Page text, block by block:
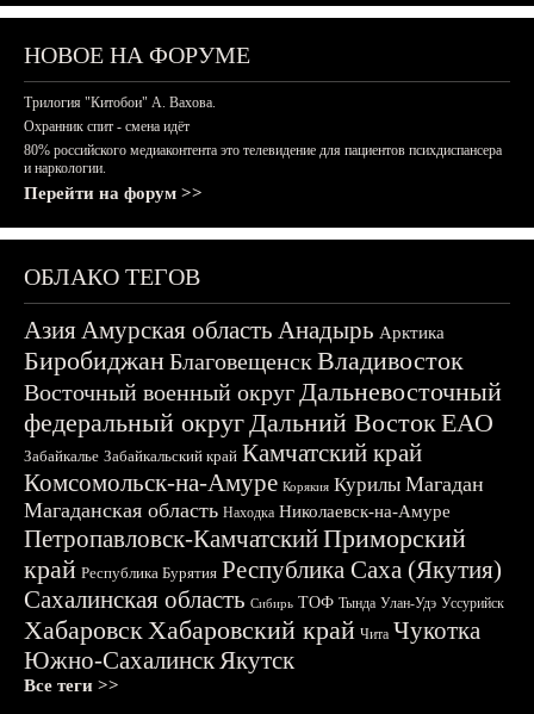
НОВОЕ НА ФОРУМЕ
Трилогия "Китобои" А. Вахова.
Охранник спит - смена идёт
80% российского медиаконтента это телевидение для пациентов психдиспансера
и наркологии.
Перейти на форум >>
ОБЛАКО ТЕГОВ
АзияАмурская область Анадырь Арктика
БиробиджанБлаговещенскВладивосток
Восточный военный округДальневосточный
федеральный округДальний ВостокЕАО
Забайкалье Забайкальский край Камчатский край
Комсомольск-на-Амуре Корякия Курилы Магадан
Магаданская область Находка Николаевск-на-Амуре
Петропавловск-КамчатскийПриморский
край Республика Бурятия Республика Саха (Якутия)
Сахалинская область Сибирь ТОФ Тында Улан-Удэ Уссурийск
ХабаровскХабаровский край Чита Чукотка
Южно-СахалинскЯкутск
Все теги >>